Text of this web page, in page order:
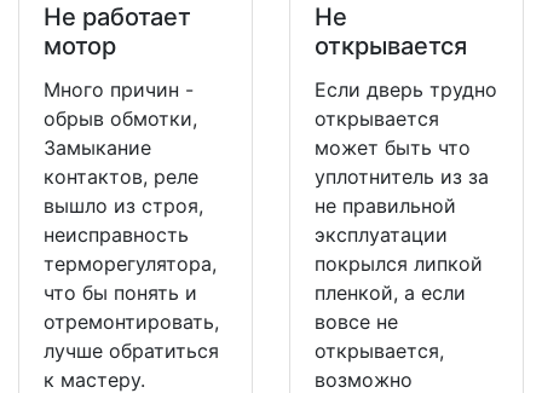
Не работает
мотор
Много причин -
обрыв обмотки,
Замыкание
контактов, реле
вышло из строя,
неисправность
терморегулятора,
что бы понять и
отремонтировать,
лучше обратиться
к мастеру.
Не
открывается
Если дверь трудно
открывается
может быть что
уплотнитель из за
не правильной
эксплуатации
покрылся липкой
пленкой, а если
вовсе не
открывается,
возможно